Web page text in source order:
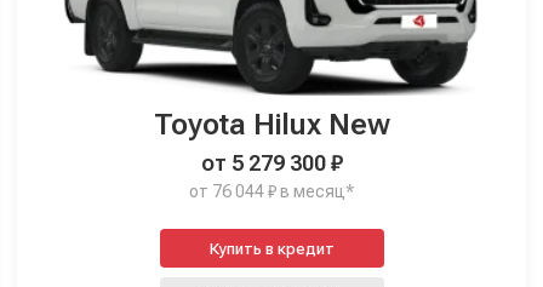
Toyota Hilux New
от 5 279 300 ₽
от 76 044 ₽ в месяц*
Купить в кредит